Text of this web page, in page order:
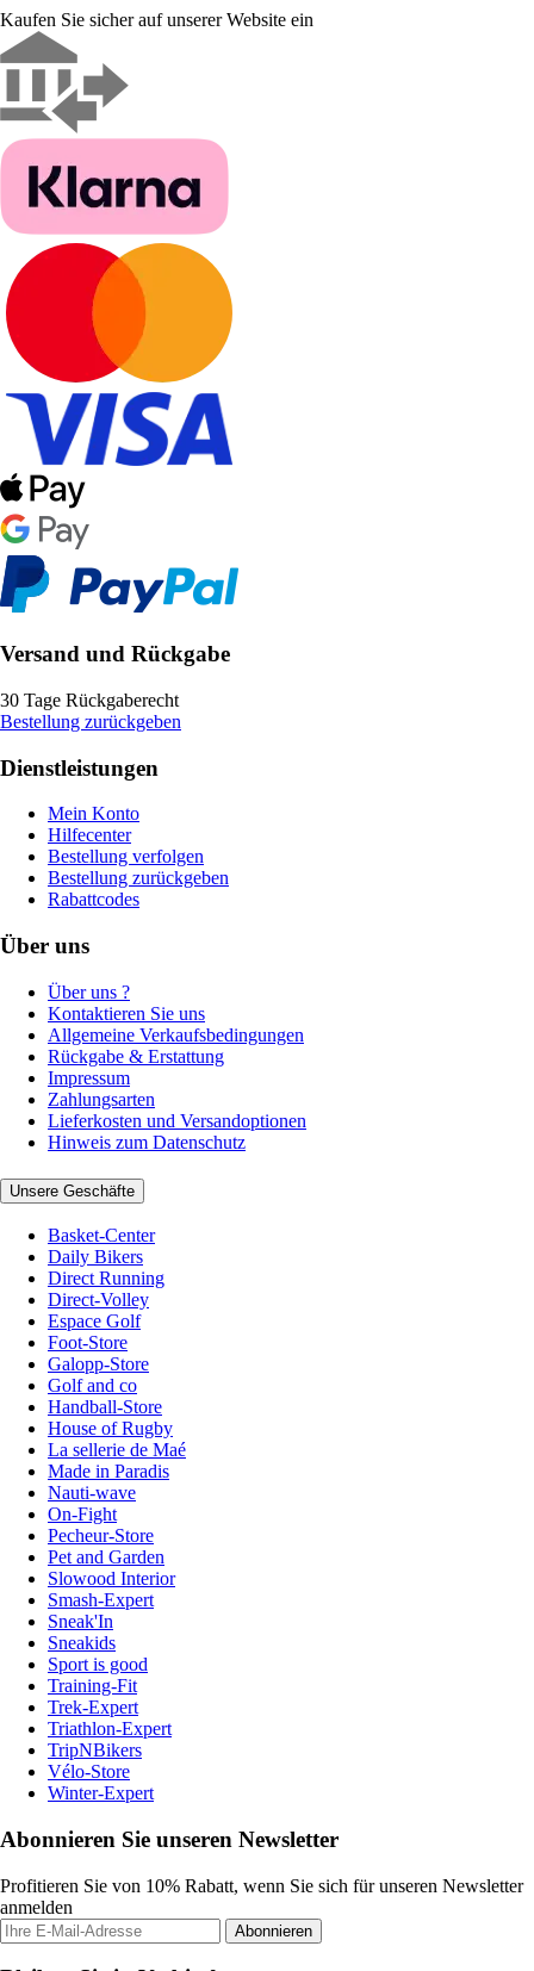
Kaufen Sie sicher auf unserer Website ein
Versand und Rückgabe
30 Tage Rückgaberecht
Bestellung zurückgeben
Dienstleistungen
Mein Konto
Hilfecenter
Bestellung verfolgen
Bestellung zurückgeben
Rabattcodes
Über uns
Über uns ?
Kontaktieren Sie uns
Allgemeine Verkaufsbedingungen
Rückgabe & Erstattung
Impressum
Zahlungsarten
Lieferkosten und Versandoptionen
Hinweis zum Datenschutz
Unsere Geschäfte
Basket-Center
Daily Bikers
Direct Running
Direct-Volley
Espace Golf
Foot-Store
Galopp-Store
Golf and co
Handball-Store
House of Rugby
La sellerie de Maé
Made in Paradis
Nauti-wave
On-Fight
Pecheur-Store
Pet and Garden
Slowood Interior
Smash-Expert
Sneak'In
Sneakids
Sport is good
Training-Fit
Trek-Expert
Triathlon-Expert
TripNBikers
Vélo-Store
Winter-Expert
Abonnieren Sie unseren Newsletter
Profitieren Sie von 10% Rabatt, wenn Sie sich für unseren Newsletter
anmelden
Abonnieren